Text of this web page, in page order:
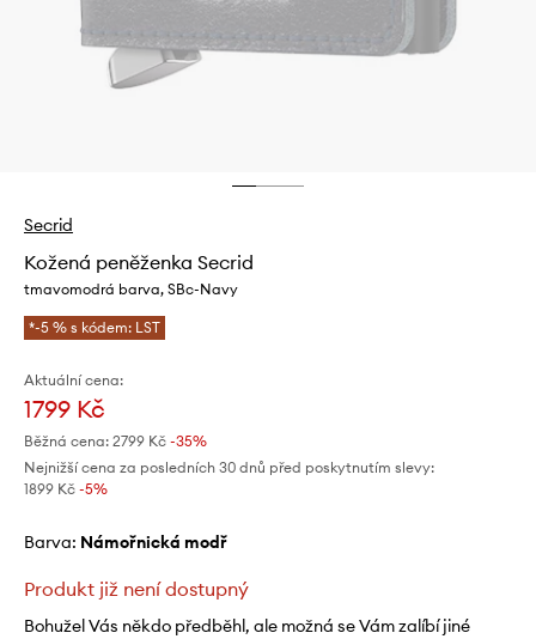
Secrid
Kožená peněženka Secrid
tmavomodrá barva, SBc-Navy
*-5 % s kódem: LST
Aktuální cena:
1799 Kč
Běžná cena: 2799 Kč -35%
Nejnižší cena za posledních 30 dnů před poskytnutím slevy:
1899 Kč -5%
Barva: námořnická modř
Produkt již není dostupný
Bohužel Vás někdo předběhl, ale možná se Vám zalíbí jiné